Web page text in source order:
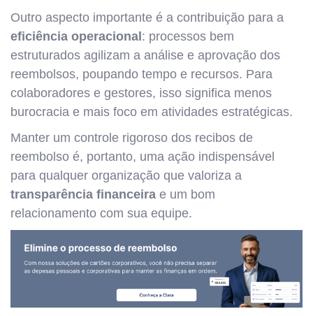
Outro aspecto importante é a contribuição para a
eficiência operacional : processos bem
estruturados agilizam a análise e aprovação dos
reembolsos, poupando tempo e recursos. Para
colaboradores e gestores, isso significa menos
burocracia e mais foco em atividades estratégicas.
Manter um controle rigoroso dos recibos de
reembolso é, portanto, uma ação indispensável
para qualquer organização que valoriza a
transparência financeira e um bom
relacionamento com sua equipe.